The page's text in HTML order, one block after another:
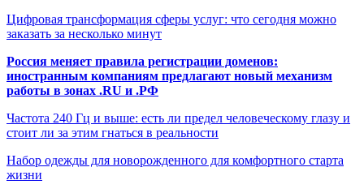
Цифровая трансформация сферы услуг: что сегодня можно
заказать за несколько минут
Россия меняет правила регистрации доменов:
иностранным компаниям предлагают новый механизм
работы в зонах .RU и .РФ
Частота 240 Гц и выше: есть ли предел человеческому глазу и
стоит ли за этим гнаться в реальности
Набор одежды для новорожденного для комфортного старта
жизни